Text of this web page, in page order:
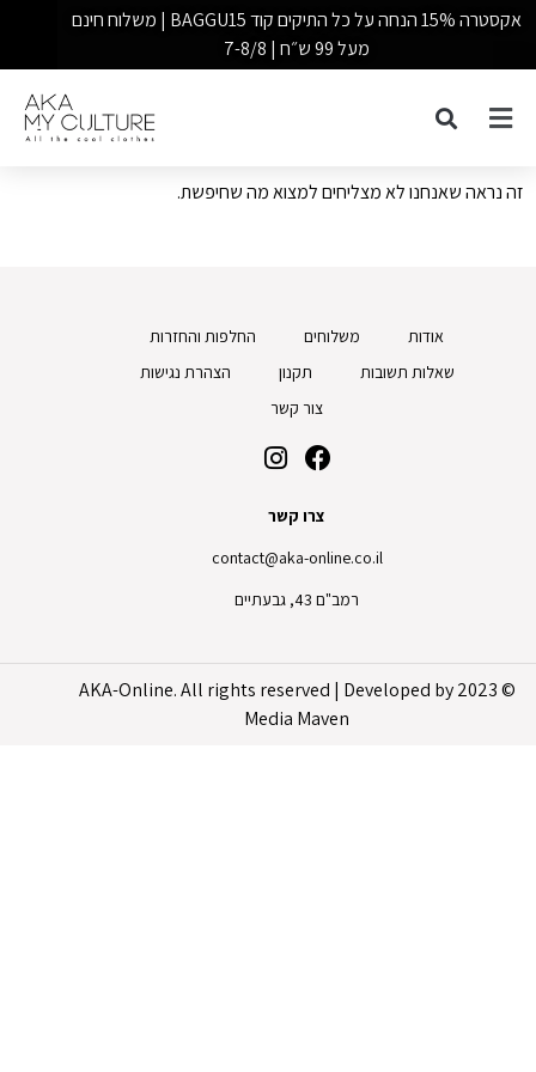
אקסטרה 15% הנחה על כל התיקים קוד BAGGU15 | משלוח חינם
מעל 99 ש״ח | 7-8/8
זה נראה שאנחנו לא מצליחים למצוא מה שחיפשת.
אודות משלוחים
החלפות והחזרות
שאלות תשובות
תקנון
הצהרת נגישות
צור קשר
צרו קשר
contact@aka-online.co.il
רמב"ם 43, גבעתיים
© 2023 AKA-Online. All rights reserved | Developed by
Media Maven